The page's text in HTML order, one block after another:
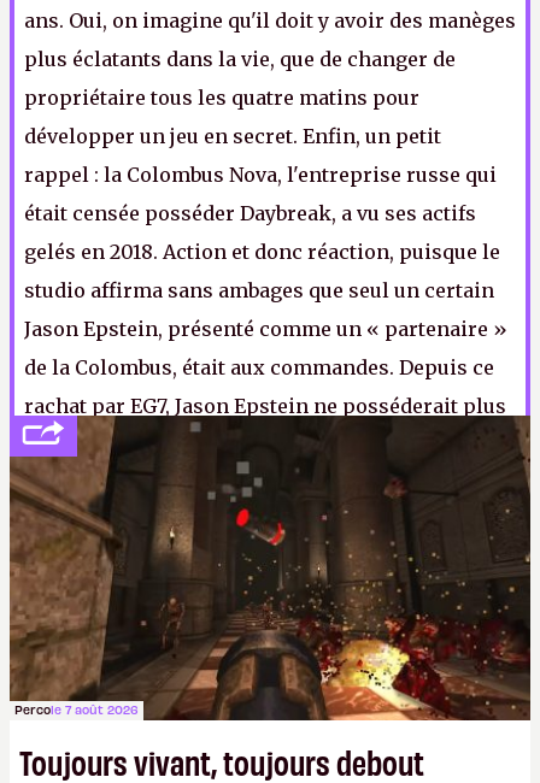
ans. Oui, on imagine qu'il doit y avoir des manèges
plus éclatants dans la vie, que de changer de
propriétaire tous les quatre matins pour
développer un jeu en secret. Enfin, un petit
rappel : la Colombus Nova, l'entreprise russe qui
était censée posséder Daybreak, a vu ses actifs
gelés en 2018. Action et donc réaction, puisque le
studio affirma sans ambages que seul un certain
Jason Epstein, présenté comme un « partenaire »
de la Colombus, était aux commandes. Depuis ce
rachat par EG7, Jason Epstein ne posséderait plus
que 10 % de parts chez Daybreak
Note 1 : Son compte Twitter, à l'heure d'écrire cette news, ne
compte que 561 abonnés. C'est trop la honte.
Percole 7 août 2026
Toujours vivant, toujours debout